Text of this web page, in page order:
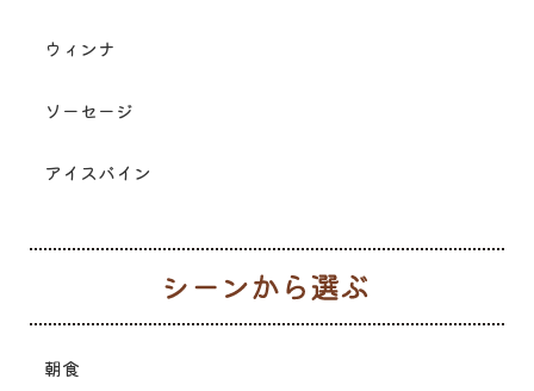
ウィンナ
ソーセージ
アイスバイン
朝食